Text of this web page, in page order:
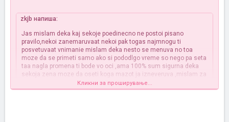
zkjb напиша:
Jas mislam deka kaj sekoje poedinecno ne postoi pisano
pravilo,nekoi zanemaruvaat nekoi pak togas najmnogu ti
posvetuvaat vnimanie mislam deka nesto se menuva no toa
moze da se primeti samo ako si pododlgo vreme so nego pa seta
taa nagla promena ti bode vo oci ,ama 100% sum sigurna deka
sekoja zena moze da oseti koga mazot ja izneveruva ,mislam za
mene si znam a dr neznam dali ke se slozat so toa ,jas naprimer
ne se slozuvam so ona zenata posledna doznava ,jas prva
Кликни за проширување...